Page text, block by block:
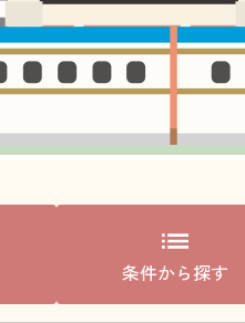
条件から探す